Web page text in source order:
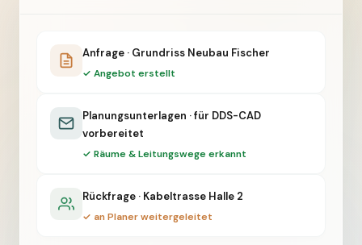
Anfrage · Grundriss Neubau Fischer
✓ Angebot erstellt
Planungsunterlagen · für DDS-CAD
vorbereitet
✓ Räume & Leitungswege erkannt
Rückfrage · Kabeltrasse Halle 2
✓ an Planer weitergeleitet